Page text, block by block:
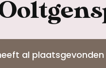
al plaatsgevonden